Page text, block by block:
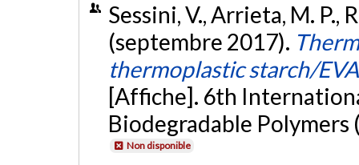
Sessini, V., Arrieta, M. P.,
(septembre 2017).
thermoplastic starch/
[Affiche]. 6th
Biodegradable Polymers
Non disponible